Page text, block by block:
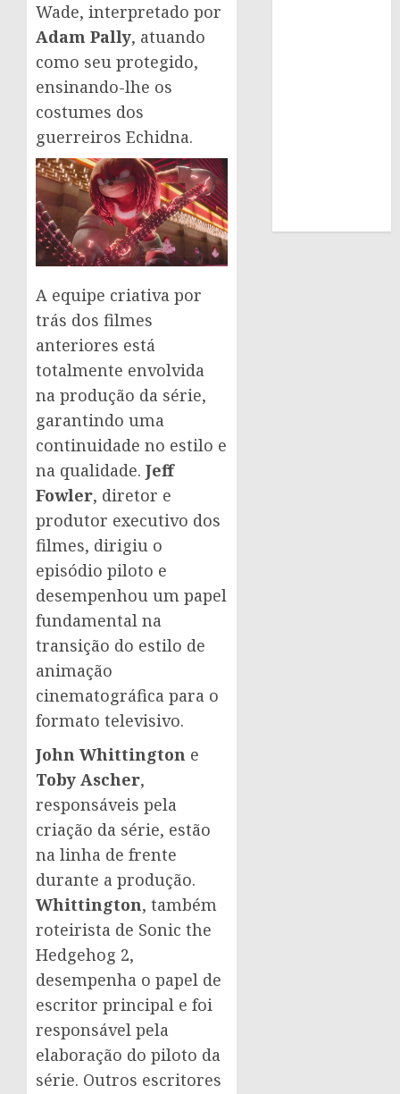
Wade, interpretado por
Adam Pally, atuando
como seu protegido,
ensinando-lhe os
costumes dos
guerreiros Echidna.
A equipe criativa por
trás dos filmes
anteriores está
totalmente envolvida
na produção da série,
garantindo uma
continuidade no estilo e
na qualidade. Jeff
Fowler, diretor e
produtor executivo dos
filmes, dirigiu o
episódio piloto e
desempenhou um papel
fundamental na
transição do estilo de
animação
cinematográfica para o
formato televisivo.
John Whittington e
Toby Ascher,
responsáveis pela
criação da série, estão
na linha de frente
durante a produção.
Whittington, também
roteirista de Sonic the
Hedgehog 2,
desempenha o papel de
escritor principal e foi
responsável pela
elaboração do piloto da
série. Outros escritores